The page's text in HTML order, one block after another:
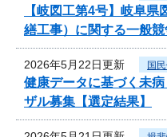
【岐図工第4号】岐阜
繕工事）に関する一般
2026年5月22日更新 国
健康データに基づく未
ザル募集【選定結果】